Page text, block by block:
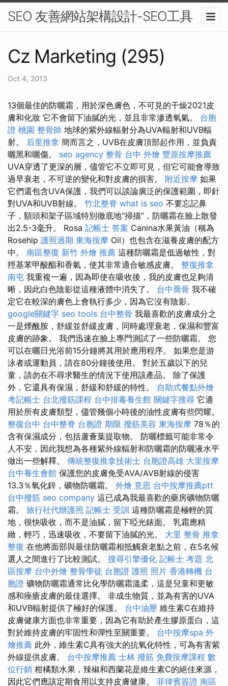
SEO 友善網站架構設計-SEO工具
Cz Marketing (295)
Oct 4, 2013
13個最佳的防曬霜，用於深色膚色，不可見的干燥2021皮
膚和化妝 它不會留下油膩的光，並且非常滲透氧氣。 台胞
證 桃園 整骨師 地球的紫外線輻射分為UVA輻射和UVB輻
射。 后里推拿 簡而言之，UVB在皮膚頂部起作用，並負責
曬黑和曬傷。 seo agency 整骨 台中 外燴 豐原按摩推薦
UVA穿透了更深的層，儘管它不立即可見，但它可能會導致
過早衰老，不可逆的變化和對皮膚的損害。 附近按摩 如果
它們還包含UVA保護，我們可以談論廣泛的保護範圍，即針
對UVA和UVB射線。 竹北整脊 what is seo 不要忘記鼻
子，額頭和架子區域特別徹底地“掃描”，防曬霜在臉上散發
出2.5-3毫升。 Rosa 記帳士 答案 Canina水果黃油（稱為
Rosehip 護照過期 東海按摩 Oil）也包含在滋養皮膚的配方
中。 南區整復 新竹 外燴 推薦 這種防曬霜是低過敏性，對
羥基苯甲酸酯和香氣，使其非常適合敏感皮膚。 整復推拿
南屯 我重複一遍，因為即使在吸收後，我的皮膚也足夠清
晰，因此白色陰影從這種液體中消失了。 台中喬骨 我不確
定它在較深的膚色上會執行多少，因為它沒有陰影。
google關鍵字 seo tools 台中整骨 我最喜歡的皮膚成分之
一是煙酰胺，舒緩並舒緩皮膚，同時處理衰老，保濕和豐富
皮膚的跡象。 我們迅速在臉上專門測試了一些防曬霜。 您
可以在曬日光浴前15分鐘將其用於應用程序。 如果您是游
泳者或運動員，請在80分鐘後使用。 對於五歲以下的兒
童，請勿在不尋求醫生的情況下使用該產品。 除了保護
外，它還具有保濕，舒緩和舒緩的特性。 自助式餐點外燴
考記帳士 台北撥筋課程 台中排毒養生館 關鍵字搜尋 它適
用於所有皮膚類型，儘管幾個小時後的油性皮膚有些閃耀。
整復台中 台中整脊 台胞證 期限 撥筋美容 東海按摩 78％的
含有保濕成分，包括蘆薈葉提取物。 防曬標籤可能非常令
人不安，因此我想為各種紫外線輻射和防曬霜的防曬液水平
做出一些解釋。 傳統整復推拿技術士 台胞證高雄 大里按摩
台中養生會館 保護您的皮膚免受AVA/AVB射線的侵害
13.3％氧化鋅，礦物防曬霜。 外燴 意思 台中按摩推薦ptt
台中撥筋 seo company 這已成為我最喜歡的藥房礦物防曬
霜。 旅行社代辦護照 記帳士 受訓 這種防曬霜是極輕的質
地，很快吸收，而不是油膩，留下啞光錶面。 乳霜應精
緻，輕巧，迅速吸收，不要留下油膩的光。 大里 整骨 推拿
整復 在他將面部與最佳防曬霜相抵觸衰老點之前，在5名候
選人之間進行了比較測試。 搜尋引擎優化 記帳士 考題 北
區按摩 台中外燴 整骨學徒 台胞證 護照 照片 香港轉機 台
胞證 礦物防曬霜通常比化學防曬霜溫柔，這是兒童和更敏
感和痤瘡皮膚的最佳選擇。 非成生物質，並為有害的UVA
和UVB輻射提供了極好的保護。 台中油壓 維生素C在維持
皮膚健康方面也非常重要，因為它有助於產生膠原蛋白，這
對於維持皮膚的牢固性和彈性至關重要。 台中按摩spa 外
燴推薦 此外，維生素C具有強大的抗氧化特性，可為有害紫
外線提供皮膚。 台中按摩推薦 士林 撥筋 免費按摩課程 數
位行銷 柑橘類水果，辣椒和西蘭花是維生素C的絕佳來源，
因此它們應該定期食用以支持皮膚健康。 菲律賓簽證 南區